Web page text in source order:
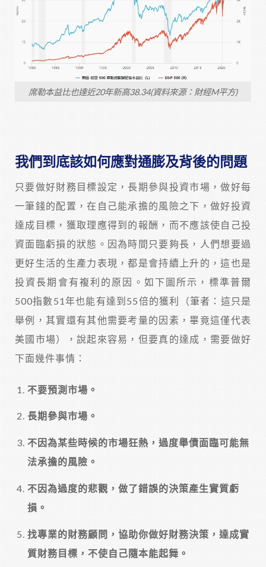
席勒本益比也達近20年新高38.34(資料來源：財經M平方)
我們到底該如何應對通膨及背後的問題
只要做好財務目標設定，長期參與投資市場，做好每
一筆錢的配置，在自己能承擔的風險之下，做好投資
達成目標，獲取理應得到的報酬，而不應該使自己投
資面臨虧損的狀態。因為時間只要夠長，人們想要過
更好生活的生產力表現，都是會持續上升的，這也是
投資長期會有複利的原因。如下圖所示，標準普爾
500指數51年也能有達到55倍的獲利（筆者：這只是
舉例，其實還有其他需要考量的因素，畢竟這僅代表
美國市場），說起來容易，但要真的達成，需要做好
下面幾件事情：
不要預測市場。
長期參與市場。
不因為某些時候的市場狂熱，過度舉債面臨可能無
法承擔的風險。
不因為過度的悲觀，做了錯誤的決策產生實質虧
損。
找專業的財務顧問，協助你做好財務決策，達成實
質財務目標，不使自己隨本能起舞。